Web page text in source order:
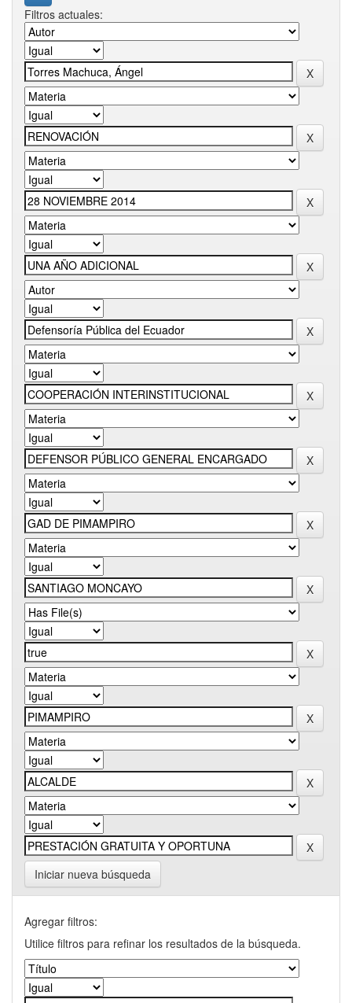
Filtros actuales:
Iniciar nueva búsqueda
Agregar filtros:
Utilice filtros para refinar los resultados de la búsqueda.